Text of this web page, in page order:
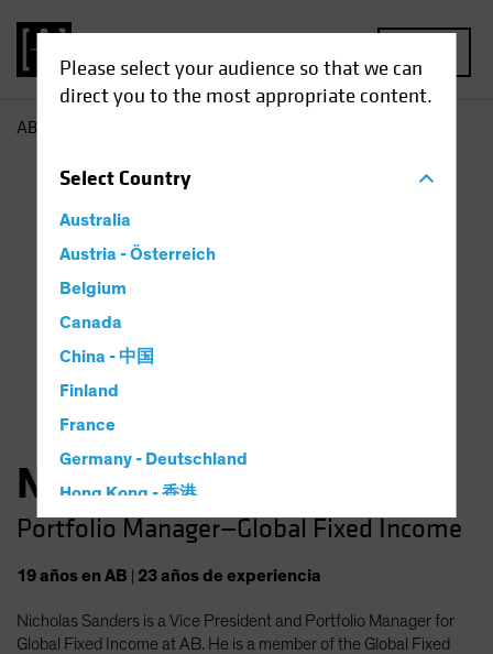
Please select your audience so that we can
direct you to the most appropriate content.
SelectCountry
Australia
Austria - Österreich
Belgium
Canada
China - 中国
Finland
France
Germany - Deutschland
Hong Kong - 香港
Hungary
Japan - 日本
AB
Nicholas Sanders, CFA
Portfolio Manager—Global Fixed Income
19añosen AB 23añosde experiencia
Nicholas Sanders is a Vice President and Portfolio Manager for
Global Fixed Income at AB. He is a member of the Global Fixed